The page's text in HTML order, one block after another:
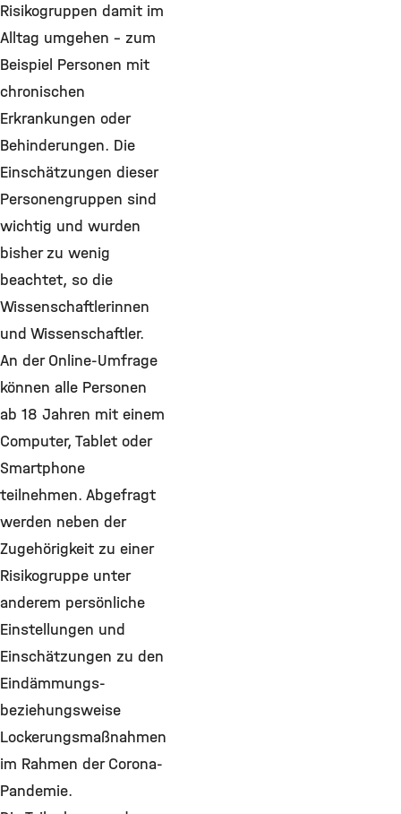
Risikogruppen damit im
Alltag umgehen – zum
Beispiel Personen mit
chronischen
Erkrankungen oder
Behinderungen. Die
Einschätzungen dieser
Personengruppen sind
wichtig und wurden
bisher zu wenig
beachtet, so die
Wissenschaftlerinnen
und Wissenschaftler.
An der Online-Umfrage
können alle Personen
ab 18 Jahren mit einem
Computer, Tablet oder
Smartphone
teilnehmen. Abgefragt
werden neben der
Zugehörigkeit zu einer
Risikogruppe unter
anderem persönliche
Einstellungen und
Einschätzungen zu den
Eindämmungs-
beziehungsweise
Lockerungsmaßnahmen
im Rahmen der Corona-
Pandemie.